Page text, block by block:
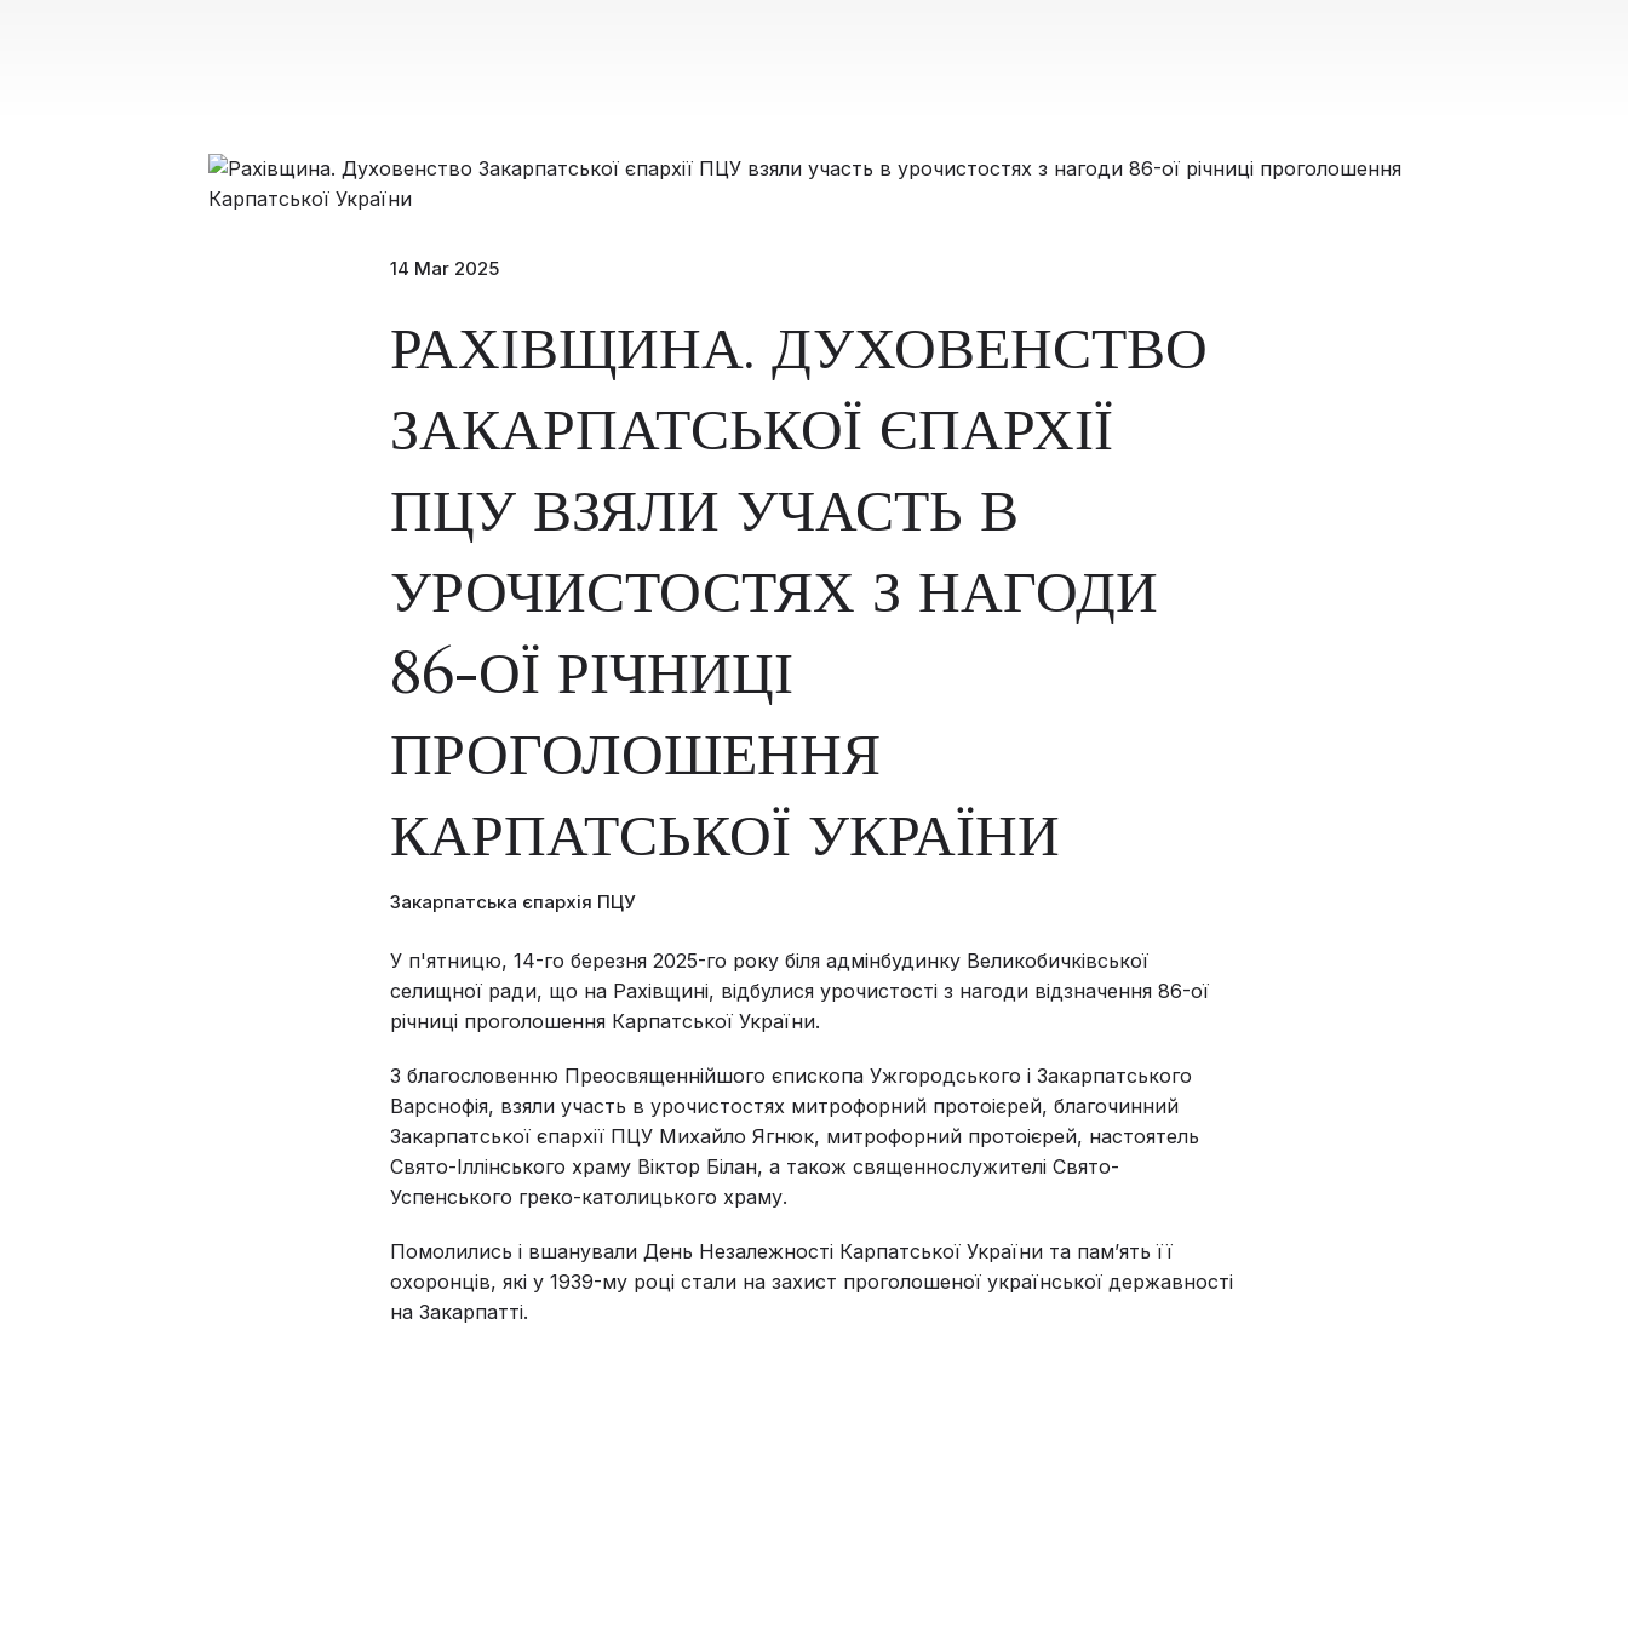
14 Mar 2025
РАХІВЩИНА. ДУХОВЕНСТВО
ЗАКАРПАТСЬКОЇ ЄПАРХІЇ
ПЦУ ВЗЯЛИ УЧАСТЬ В
УРОЧИСТОСТЯХ З НАГОДИ
86-ОЇ РІЧНИЦІ
ПРОГОЛОШЕННЯ
КАРПАТСЬКОЇ УКРАЇНИ
Закарпатська єпархія ПЦУ
У п'ятницю, 14-го березня 2025-го року біля адмінбудинку Великобичківської
селищної ради, що на Рахівщині, відбулися урочистості з нагоди відзначення 86-ої
річниці проголошення Карпатської України.
З благословенню Преосвященнійшого єпископа Ужгородського і Закарпатського
Варснофія, взяли участь в урочистостях митрофорний протоієрей, благочинний
Закарпатської єпархії ПЦУ Михайло Ягнюк, митрофорний протоієрей, настоятель
Свято-Іллінського храму Віктор Білан, а також священнослужителі Свято-
Успенського греко-католицького храму.
Помолились і вшанували День Незалежності Карпатської України та пам’ять її
охоронців, які у 1939-му році стали на захист проголошеної української державності
на Закарпатті.